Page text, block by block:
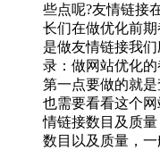
些点呢?友情链接
长们在做优化前
是做友情链接我
录：做网站优化
第一点要做的就
也需要看看这个
情链接数目及质
数目以及质量，